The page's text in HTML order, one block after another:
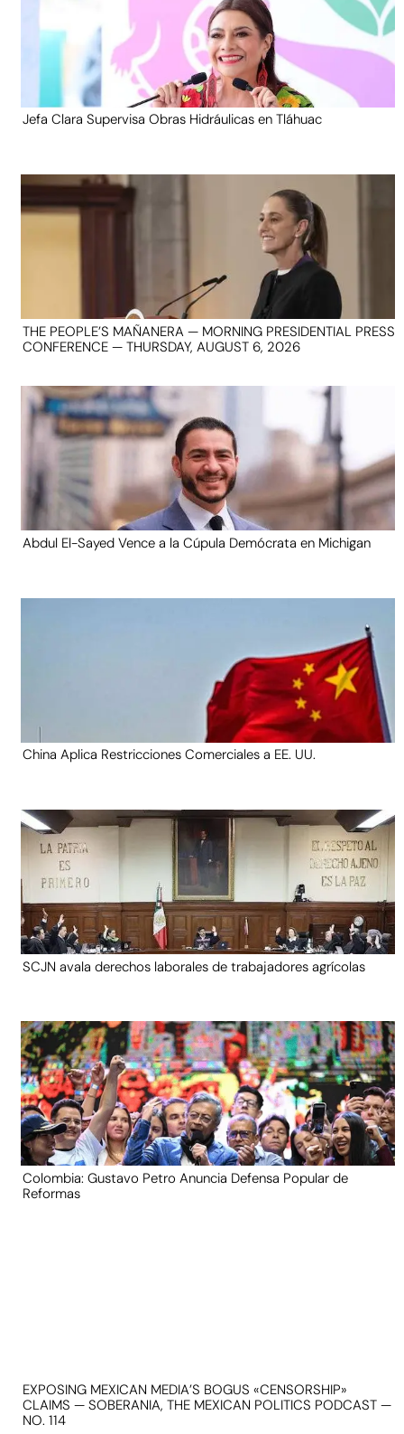
Jefa Clara Supervisa Obras Hidráulicas en Tláhuac
THE PEOPLE’S MAÑANERA — MORNING PRESIDENTIAL PRESS
CONFERENCE — THURSDAY, AUGUST 6, 2026
Abdul El-Sayed Vence a la Cúpula Demócrata en Michigan
China Aplica Restricciones Comerciales a EE. UU.
SCJN avala derechos laborales de trabajadores agrícolas
Colombia: Gustavo Petro Anuncia Defensa Popular de
Reformas
EXPOSING MEXICAN MEDIA’S BOGUS «CENSORSHIP»
CLAIMS — SOBERANIA, THE MEXICAN POLITICS PODCAST —
NO. 114